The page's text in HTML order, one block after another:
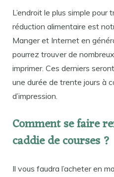
L’endroit le plus simple pour
réduction alimentaire est
Manger et Internet en
pourrez trouver de
imprimer. Ces derniers
une durée de trente jours à
d’impression.
Comment se faire
caddie de courses ?
Il vous faudra l’acheter en